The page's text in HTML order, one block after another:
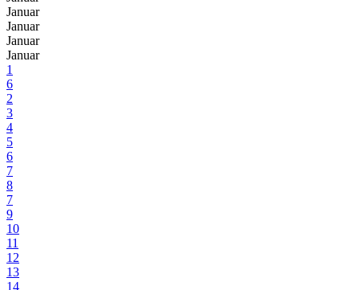
Januar
Januar
Januar
Januar
1
6
2
3
4
5
6
7
8
7
9
10
11
12
13
14